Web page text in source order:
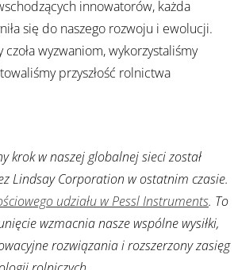
innowatorów, każda
się do naszego rozwoju i ewolucji.
wyzwaniom, wykorzystaliśmy
przyszłość rolnictwa
krok w naszej globalnej sieci został
Lindsay Corporation w ostatnim czasie.
udziału w Pessl Instruments. To
wzmacnia nasze wspólne wysiłki,
rozwiązania i rozszerzony zasięg